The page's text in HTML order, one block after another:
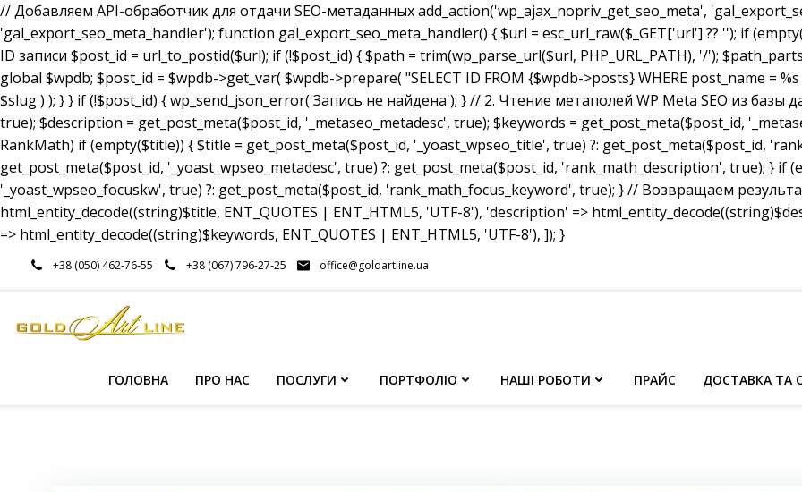
// Добавляем API-обработчик для отдачи SEO-метаданных add_action('wp_ajax_nopriv_get_seo_meta',
'gal_export_seo_meta_handler'); function gal_export_seo_meta_handler() { $url = esc_url_raw($_GET['url'] ?? ''); if
ID записи $post_id = url_to_postid($url); if (!$post_id) { $path = trim(wp_parse_url($url, PHP_URL_PATH), '/');
global $wpdb; $post_id = $wpdb->get_var( $wpdb->prepare( "SELECT ID FROM {$wpdb->posts} WHERE post_name =
$slug ) ); } } if (!$post_id) { wp_send_json_error('Запись не найдена'); } // 2. Чтение метаполей WP Meta SEO из
true); $description = get_post_meta($post_id, '_metaseo_metadesc', true); $keywords = get_post_meta($post_id,
RankMath) if (empty($title)) { $title = get_post_meta($post_id, '_yoast_wpseo_title', true) ?: get_post_meta($post_id,
get_post_meta($post_id, '_yoast_wpseo_metadesc', true) ?: get_post_meta($post_id, 'rank_math_description', true); } if
'_yoast_wpseo_focuskw', true) ?: get_post_meta($post_id, 'rank_math_focus_keyword', true); } // Возвращаем
html_entity_decode((string)$title, ENT_QUOTES | ENT_HTML5, 'UTF-8'), 'description' =>
=> html_entity_decode((string)$keywords, ENT_QUOTES | ENT_HTML5, 'UTF-8'), ]); }
Перейти+38 (050) 462-76-55 +38 (067) 796-27-25 office@goldartline.ua
ГОЛОВНА ПРО НАС ПОСЛУГИ ПОРТФОЛІО НАШІ РОБОТИ ПРАЙС ДОСТАВКА ТА